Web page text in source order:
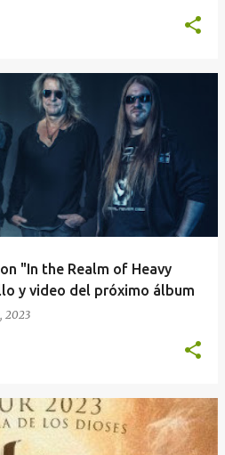
"In the Realm of Heavy
y video del próximo álbum
2023